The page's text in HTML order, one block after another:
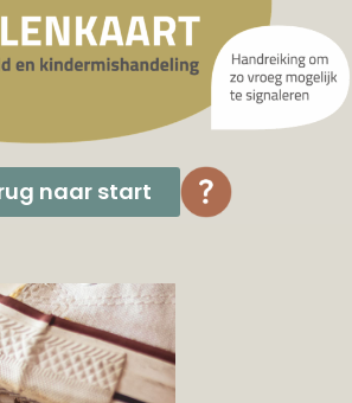
naar start